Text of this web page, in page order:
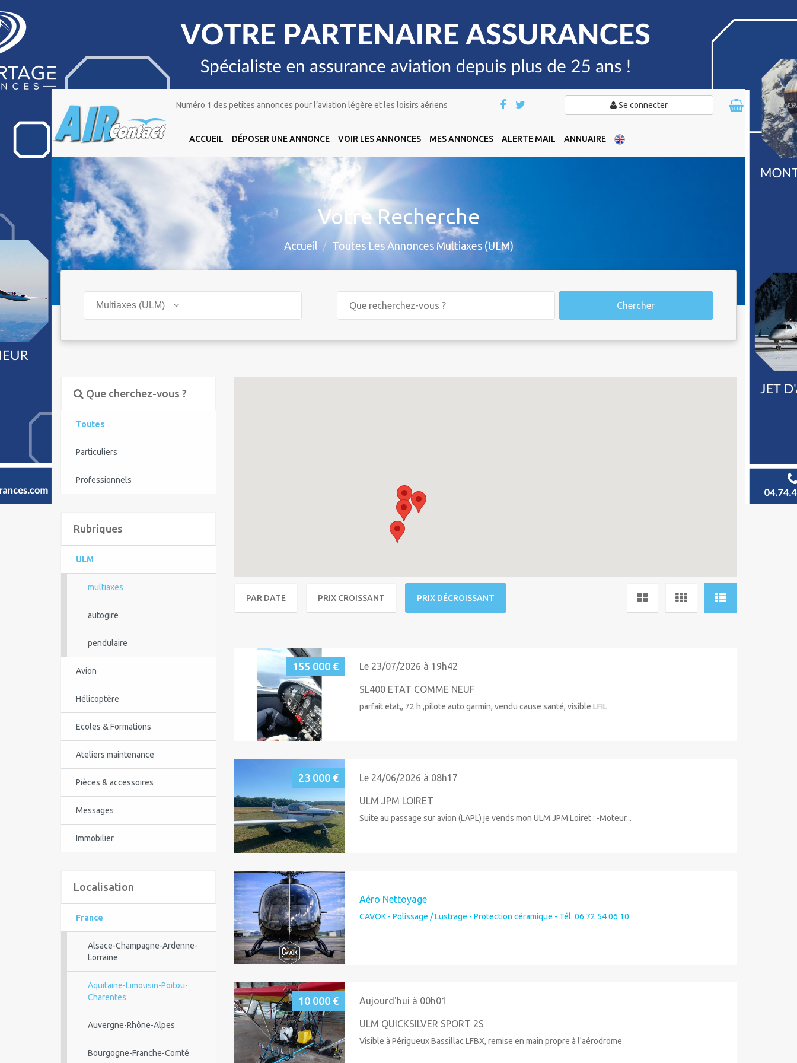
Numéro 1 des petites annonces pour l’aviation légère et les loisirs aériens Se connecter
ACCUEIL DÉPOSER UNE ANNONCE VOIR LES ANNONCES MES ANNONCES ALERTE MAIL ANNUAIRE
Votre Recherche
Accueil Toutes Les Annonces Multiaxes (ULM)
Multiaxes (ULM) Chercher
Que cherchez-vous ?
Toutes
Particuliers
Professionnels
Rubriques
ULM
multiaxes
autogire
pendulaire
Avion
Hélicoptère
Ecoles & Formations
Ateliers maintenance
Pièces & accessoires
Messages
Immobilier
Localisation
France
Alsace-Champagne-Ardenne-
Lorraine
Aquitaine-Limousin-Poitou-
Charentes
Auvergne-Rhône-Alpes
Bourgogne-Franche-Comté
PAR DATE PRIX CROISSANT PRIX DÉCROISSANT
155 000 € Le 23/07/2026 à 19h42
SL400 ETAT COMME NEUF
parfait etat,, 72 h ,pilote auto garmin, vendu cause santé, visible LFIL
23 000 € Le 24/06/2026 à 08h17
ULM JPM LOIRET
Suite au passage sur avion (LAPL) je vends mon ULM JPM Loiret : -Moteur...
Aéro Nettoyage
CAVOK - Polissage / Lustrage - Protection céramique - Tél. 06 72 54 06 10
10 000 € Aujourd'hui à 00h01
ULM QUICKSILVER SPORT 2S
Visible à Périgueux Bassillac LFBX, remise en main propre à l'aérodrome